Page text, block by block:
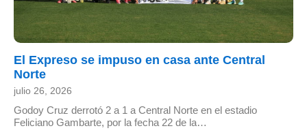
El Expreso se impuso en casa ante Central
Norte
julio 26, 2026
Godoy Cruz derrotó 2 a 1 a Central Norte en el estadio
Feliciano Gambarte, por la fecha 22 de la…